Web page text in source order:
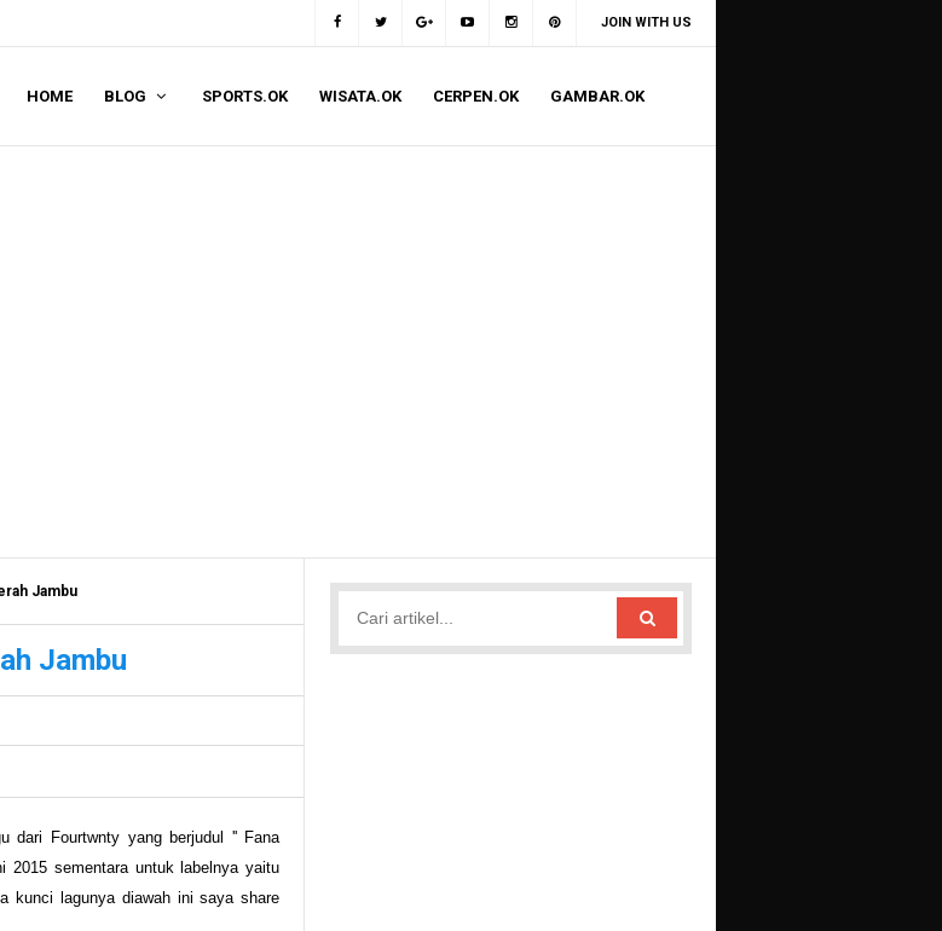
JOIN WITH US
HOME BLOG SPORTS.OK WISATA.OK CERPEN.OK GAMBAR.OK
Jambu
Jambu
dari Fourtwnty yang berjudul '' Fana
2015 sementara untuk labelnya yaitu
kunci lagunya diawah ini saya share